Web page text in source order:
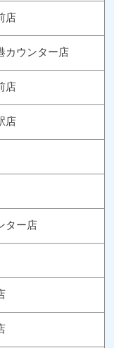
店
カウンター店
店
店
ター店